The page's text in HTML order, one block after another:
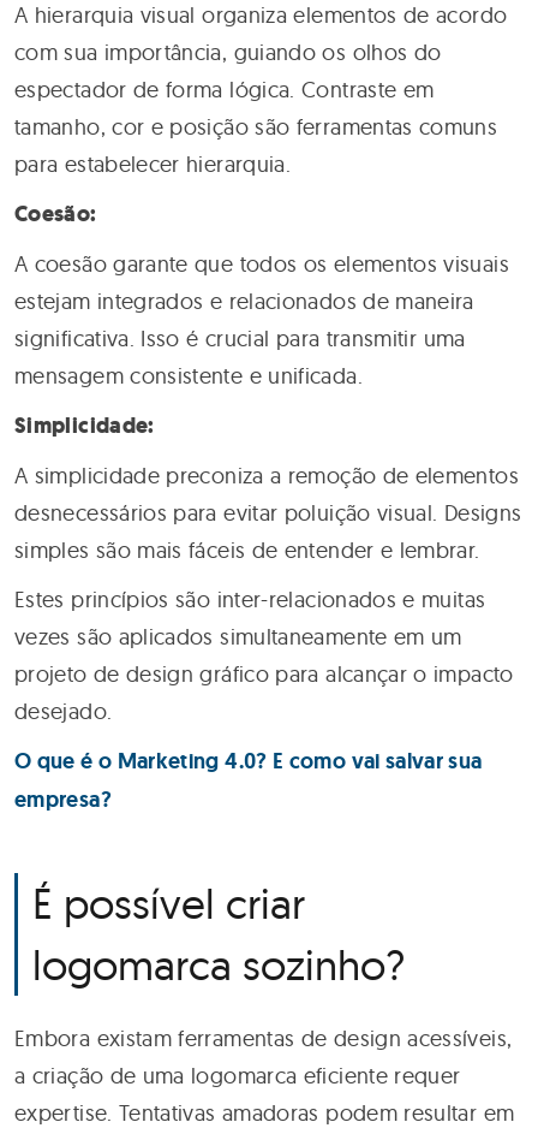
A hierarquia visual organiza elementos de acordo
com sua importância, guiando os olhos do
espectador de forma lógica. Contraste em
tamanho, cor e posição são ferramentas comuns
para estabelecer hierarquia.
Coesão:
A coesão garante que todos os elementos visuais
estejam integrados e relacionados de maneira
significativa. Isso é crucial para transmitir uma
mensagem consistente e unificada.
Simplicidade:
A simplicidade preconiza a remoção de elementos
desnecessários para evitar poluição visual. Designs
simples são mais fáceis de entender e lembrar.
Estes princípios são inter-relacionados e muitas
vezes são aplicados simultaneamente em um
projeto de design gráfico para alcançar o impacto
desejado.
O que é o Marketing 4.0? E como vai salvar sua
empresa?
É possível criar
logomarca sozinho?
Embora existam ferramentas de design acessíveis,
a criação de uma logomarca eficiente requer
expertise. Tentativas amadoras podem resultar em